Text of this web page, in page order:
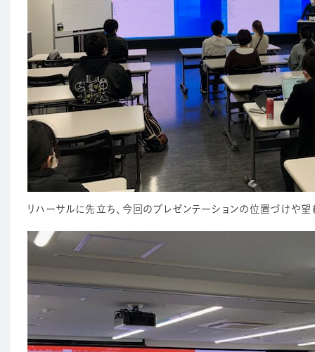
リハーサルに先立ち、今回のプレゼンテーションの位置づけや